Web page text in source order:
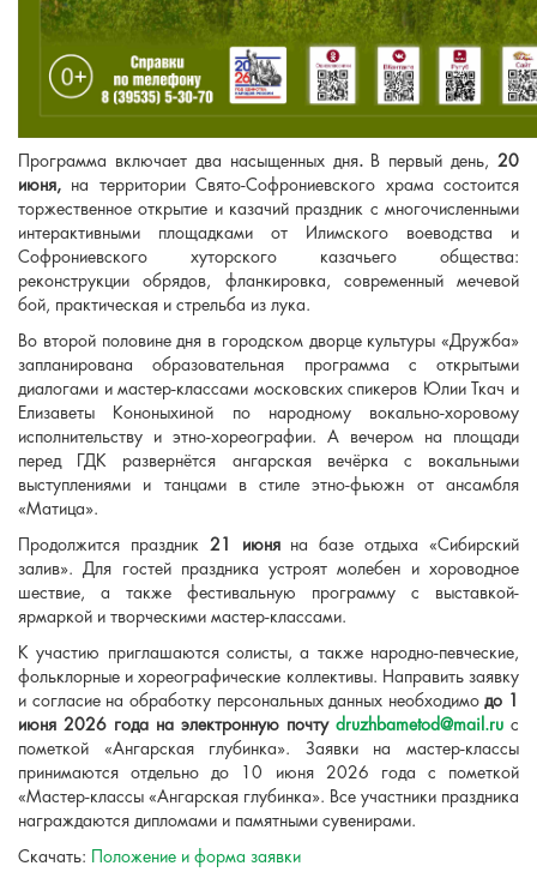
Программа включает два насыщенных дня.В первый день, 20
июня, на территории Свято-Софрониевского храма состоится
торжественное открытие и казачий праздник с многочисленными
интерактивными площадками от Илимского воеводства и
Софрониевского хуторского казачьего общества:
реконструкции обрядов, фланкировка, современный мечевой
бой, практическая и стрельба из лука.
Во второй половине дня в городском дворце культуры «Дружба»
запланирована образовательная программа с открытыми
диалогами и мастер-классами московских спикеров Юлии Ткач и
Елизаветы Кононыхиной по народному вокально-хоровому
исполнительству и этно-хореографии. А вечером на площади
перед ГДК развернётся ангарская вечёрка с вокальными
выступлениями и танцами в стиле этно-фьюжн от ансамбля
«Матица».
Продолжится праздник 21 июняна базе отдыха «Сибирский
залив». Для гостей праздника устроят молебен и хороводное
шествие, а также фестивальную программу с выставкой-
ярмаркой и творческими мастер-классами.
К участию приглашаются солисты, а также народно-певческие,
фольклорные и хореографические коллективы. Направить заявку
и согласие на обработку персональных данных необходимодо 1
июня 2026 года на электронную почту druzhbametod@mail.ru с
пометкой «Ангарская глубинка». Заявки на мастер-классы
принимаются отдельно до 10 июня 2026 года с пометкой
«Мастер-классы «Ангарская глубинка». Все участники праздника
награждаются дипломами и памятными сувенирами.
Скачать:
Положение и форма заявки